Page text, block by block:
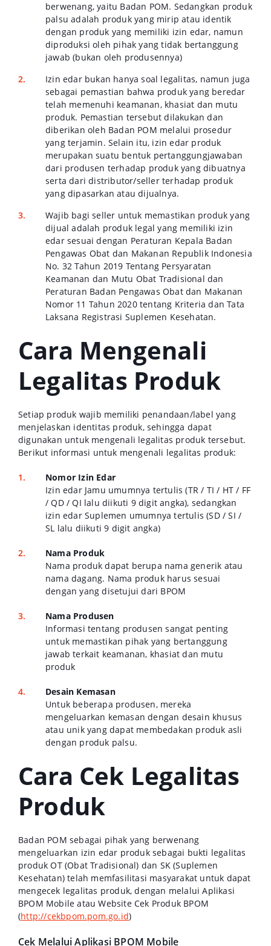
berwenang, yaitu Badan POM. Sedangkan produk
palsu adalah produk yang mirip atau identik
dengan produk yang memiliki izin edar, namun
diproduksi oleh pihak yang tidak bertanggung
jawab (bukan oleh produsennya)
Izin edar bukan hanya soal legalitas, namun juga
sebagai pemastian bahwa produk yang beredar
telah memenuhi keamanan, khasiat dan mutu
produk. Pemastian tersebut dilakukan dan
diberikan oleh Badan POM melalui prosedur
yang terjamin. Selain itu, izin edar produk
merupakan suatu bentuk pertanggungjawaban
dari produsen terhadap produk yang dibuatnya
serta dari distributor/seller terhadap produk
yang dipasarkan atau dijualnya.
Wajib bagi seller untuk memastikan produk yang
dijual adalah produk legal yang memiliki izin
edar sesuai dengan Peraturan Kepala Badan
Pengawas Obat dan Makanan Republik Indonesia
No. 32 Tahun 2019 Tentang Persyaratan
Keamanan dan Mutu Obat Tradisional dan
Peraturan Badan Pengawas Obat dan Makanan
Nomor 11 Tahun 2020 tentang Kriteria dan Tata
Laksana Registrasi Suplemen Kesehatan.
Cara Mengenali
Legalitas Produk
Setiap produk wajib memiliki penandaan/label yang
menjelaskan identitas produk, sehingga dapat
digunakan untuk mengenali legalitas produk tersebut.
Berikut informasi untuk mengenali legalitas produk:
Nomor Izin Edar
Izin edar Jamu umumnya tertulis (TR / TI / HT / FF
/ QD / QI lalu diikuti 9 digit angka), sedangkan
izin edar Suplemen umumnya tertulis (SD / SI /
SL lalu diikuti 9 digit angka)
Nama Produk
Nama produk dapat berupa nama generik atau
nama dagang. Nama produk harus sesuai
dengan yang disetujui dari BPOM
Nama Produsen
Informasi tentang produsen sangat penting
untuk memastikan pihak yang bertanggung
jawab terkait keamanan, khasiat dan mutu
produk
Desain Kemasan
Untuk beberapa produsen, mereka
mengeluarkan kemasan dengan desain khusus
atau unik yang dapat membedakan produk asli
dengan produk palsu.
Cara Cek Legalitas
Produk
Badan POM sebagai pihak yang berwenang
mengeluarkan izin edar produk sebagai bukti legalitas
produk OT (Obat Tradisional) dan SK (Suplemen
Kesehatan) telah memfasilitasi masyarakat untuk dapat
mengecek legalitas produk, dengan melalui Aplikasi
BPOM Mobile atau Website Cek Produk BPOM
(http://cekbpom.pom.go.id)
Cek Melalui Aplikasi BPOM Mobile